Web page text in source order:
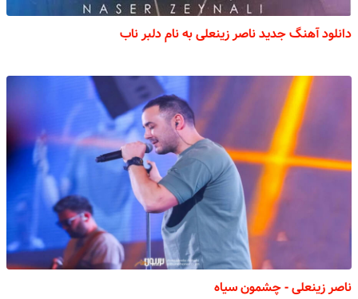
دانلود آهنگ جدید ناصر زینعلی به نام دلبر ناب
ناصر زینعلی - چشمون سیاه